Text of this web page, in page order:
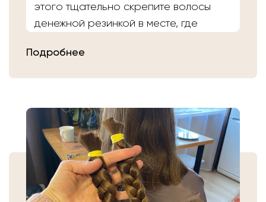
этого тщательно скрепите волосы
денежной резинкой в месте, где
Подробнее